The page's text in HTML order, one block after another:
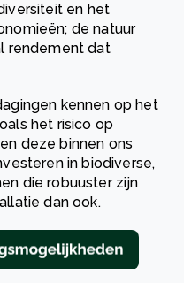
en het
de natuur
rendement dat
kennen op het
het risico op
deze binnen ons
in biodiverse,
die robuuster zijn
dan ook.